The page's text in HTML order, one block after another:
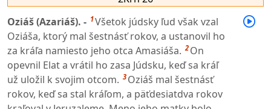
Oziáš (Azariáš). - 1Všetok júdsky ľud však vzal
Oziáša, ktorý mal šestnásť rokov, a ustanovil ho
za kráľa namiesto jeho otca Amasiáša. 2 On
opevnil Elat a vrátil ho zasa Júdsku, keď sa kráľ
už uložil k svojim otcom. 3 Oziáš mal šestnásť
rokov, keď sa stal kráľom, a päťdesiatdva rokov